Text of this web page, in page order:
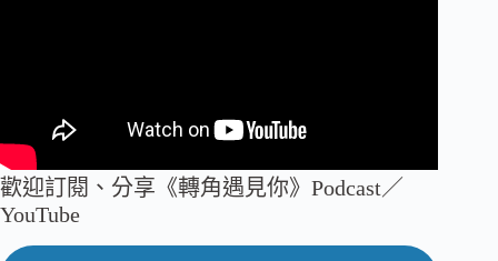
歡迎訂閱、分享《轉角遇見你》Podcast／
YouTube